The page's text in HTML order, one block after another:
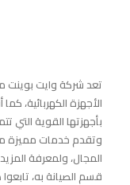
تعد شركة وايت بوينت
الأجهزة الكهربائية،
بأجهزتها القوية التي
وتقدم خدمات مميزة
المجال، ولمعرفة
قسم الصيانة به،